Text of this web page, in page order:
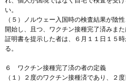
い。
（５）ノルウェー入国時の検査結果が陰
開始し、且つ、ワクチン接種完了済みま
証明書を提示した者は、６月１１日１５
る。
６ ワクチン接種完了済の者の定義
（１）２度のワクチン接種済であり、２